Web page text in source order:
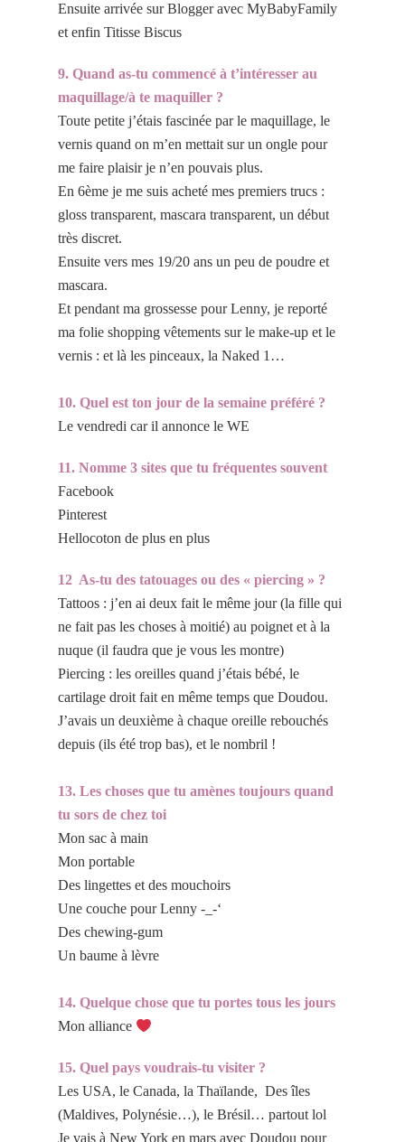
Ensuite arrivée sur Blogger avec MyBabyFamily
et enfin Titisse Biscus
9. Quand as-tu commencé à t’intéresser au
maquillage/à te maquiller ?
Toute petite j’étais fascinée par le maquillage, le
vernis quand on m’en mettait sur un ongle pour
me faire plaisir je n’en pouvais plus.
En 6ème je me suis acheté mes premiers trucs :
gloss transparent, mascara transparent, un début
très discret.
Ensuite vers mes 19/20 ans un peu de poudre et
mascara.
Et pendant ma grossesse pour Lenny, je reporté
ma folie shopping vêtements sur le make-up et le
vernis : et là les pinceaux, la Naked 1…
10. Quel est ton jour de la semaine préféré ?
Le vendredi car il annonce le WE
11. Nomme 3 sites que tu fréquentes souvent
Facebook
Pinterest
Hellocoton de plus en plus
12 As-tu des tatouages ou des « piercing » ?
Tattoos : j’en ai deux fait le même jour (la fille qui
ne fait pas les choses à moitié) au poignet et à la
nuque (il faudra que je vous les montre)
Piercing : les oreilles quand j’étais bébé, le
cartilage droit fait en même temps que Doudou.
J’avais un deuxième à chaque oreille rebouchés
depuis (ils été trop bas), et le nombril !
13. Les choses que tu amènes toujours quand
tu sors de chez toi
Mon sac à main
Mon portable
Des lingettes et des mouchoirs
Une couche pour Lenny -_-‘
Des chewing-gum
Un baume à lèvre
14. Quelque chose que tu portes tous les jours
Mon alliance
15. Quel pays voudrais-tu visiter ?
Les USA, le Canada, la Thaïlande, Des îles
(Maldives, Polynésie…), le Brésil… partout lol
Je vais à New York en mars avec Doudou pour